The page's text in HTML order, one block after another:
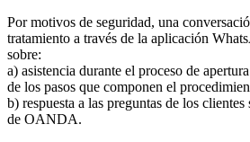
Por motivos de seguridad, una
tratamiento a través de la aplicación
sobre:
a) asistencia durante el proceso de
de los pasos que componen el
b) respuesta a las preguntas de los
de OANDA.